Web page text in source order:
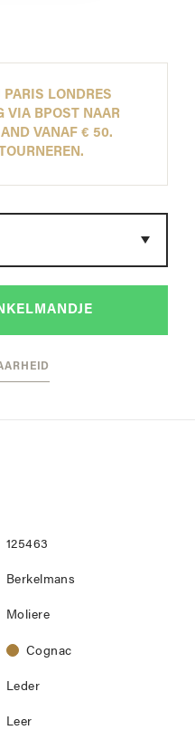
PARIS LONDRES
VIA BPOST NAAR
VANAF € 50.
125463
Berkelmans
Moliere
Cognac
Leder
Leer